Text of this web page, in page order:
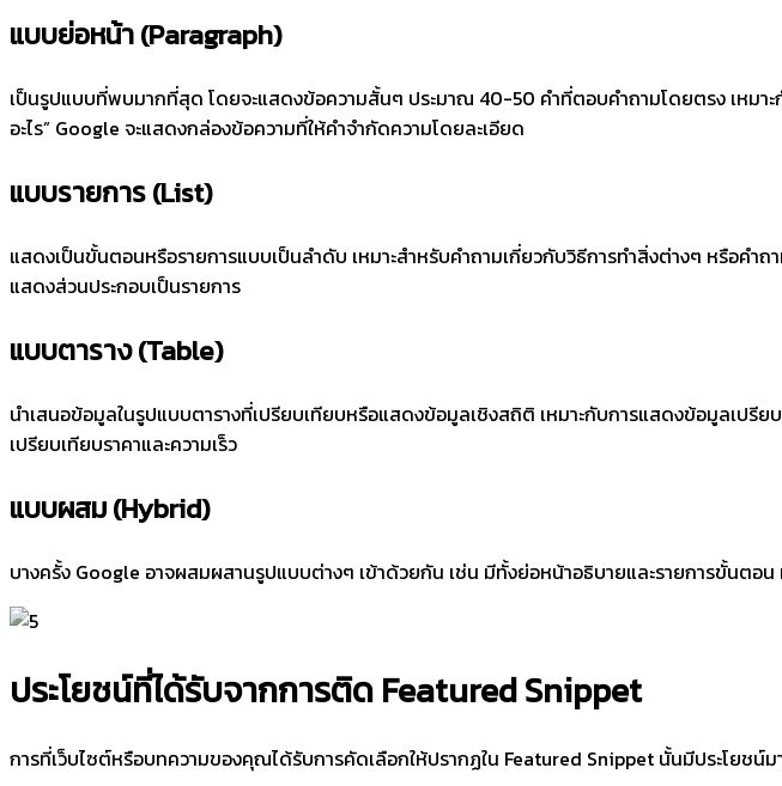
แบบย่อหน้า (Paragraph)
เป็นรูปแบบที่พบมากที่สุด โดยจะแสดงข้อความสั้นๆ ประมาณ 40-50 คำที่ตอบคำถามโดยตรง เหมาะกั
อะไร” Google จะแสดงกล่องข้อความที่ให้คำจำกัดความโดยละเอียด
แบบรายการ (List)
แสดงเป็นขั้นตอนหรือรายการแบบเป็นลำดับ เหมาะสำหรับคำถามเกี่ยวกับวิธีการทำสิ่งต่างๆ หรือค
แสดงส่วนประกอบเป็นรายการ
แบบตาราง (Table)
นำเสนอข้อมูลในรูปแบบตารางที่เปรียบเทียบหรือแสดงข้อมูลเชิงสถิติ เหมาะกับการแสดงข้อมูลเปรี
เปรียบเทียบราคาและความเร็ว
แบบผสม (Hybrid)
บางครั้ง Google อาจผสมผสานรูปแบบต่างๆ เข้าด้วยกัน เช่น มีทั้งย่อหน้าอธิบายและรายการขั้นต
ประโยชน์ที่ได้รับจากการติด Featured Snippet
การที่เว็บไซต์หรือบทความของคุณได้รับการคัดเลือกให้ปรากฏใน Featured Snippet นั้นมีประโยช